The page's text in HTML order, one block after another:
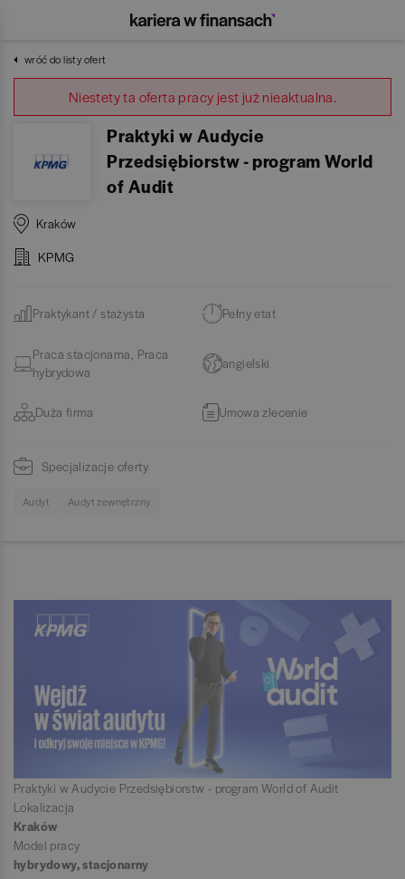
wróć do listy ofert
Niestety ta oferta pracy jest już nieaktualna.
Praktyki w Audycie
Przedsiębiorstw - program World
of Audit
Kraków
KPMG
Praktykant / stażysta Pełny etat
Praca stacjonarna, Praca
hybrydowa
angielski
Duża firma Umowa zlecenie
Specjalizacje oferty
Audyt Audyt zewnętrzny
Praktyki w Audycie Przedsiębiorstw - program World of Audit
Lokalizacja
Kraków
Model pracy
hybrydowy, stacjonarny